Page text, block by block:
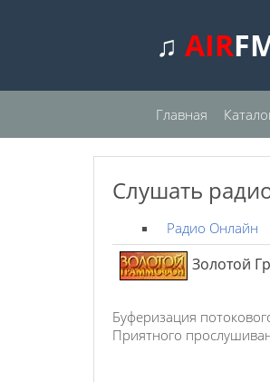
♫ AIR
Главная
Слушать
Радио Онлайн
Золотой
Буферизация
Приятного